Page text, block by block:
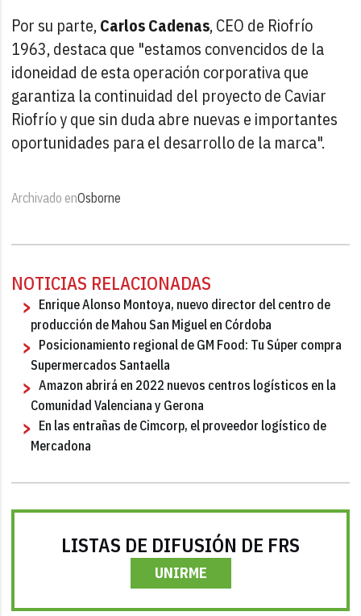
Por su parte,Carlos Cadenas, CEO de Riofrío
1963, destaca que "estamos convencidos de la
idoneidad de esta operación corporativa que
garantiza la continuidad del proyecto de Caviar
Riofrío y que sin duda abre nuevas e importantes
oportunidades para el desarrollo de la marca".
Archivado enOsborne
NOTICIAS RELACIONADAS
Enrique Alonso Montoya, nuevo director del centro de
producción de Mahou San Miguel en Córdoba
Posicionamiento regional de GM Food: Tu Súper compra
Supermercados Santaella
Amazon abrirá en 2022 nuevos centros logísticos en la
Comunidad Valenciana y Gerona
En las entrañas de Cimcorp, el proveedor logístico de
Mercadona
LISTAS DE DIFUSIÓN DE FRS
UNIRME